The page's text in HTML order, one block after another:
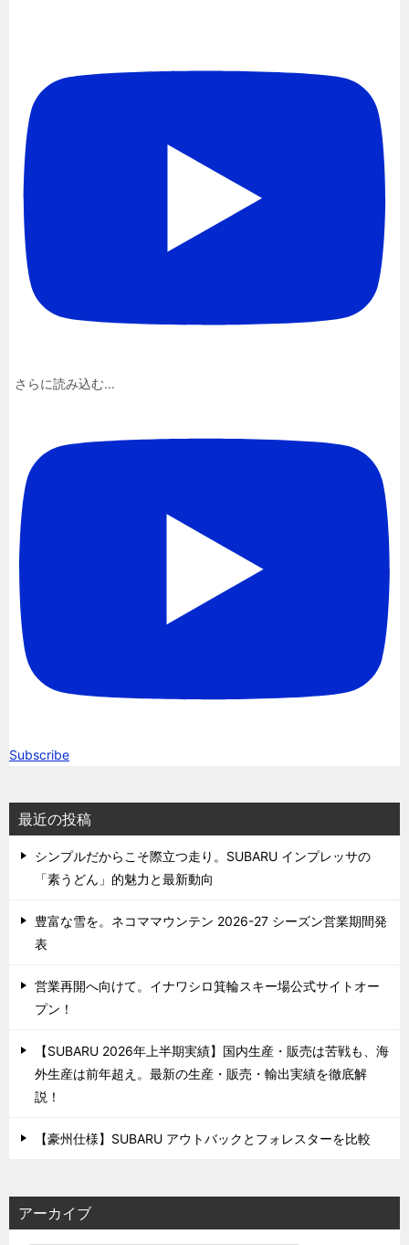
さらに読み込む...
Subscribe
最近の投稿
シンプルだからこそ際立つ走り。SUBARU インプレッサの
「素うどん」的魅力と最新動向
豊富な雪を。ネコママウンテン 2026-27 シーズン営業期間発
表
営業再開へ向けて。イナワシロ箕輪スキー場公式サイトオー
プン！
【SUBARU 2026年上半期実績】国内生産・販売は苦戦も、海
外生産は前年超え。最新の生産・販売・輸出実績を徹底解
説！
【豪州仕様】SUBARU アウトバックとフォレスターを比較
アーカイブ